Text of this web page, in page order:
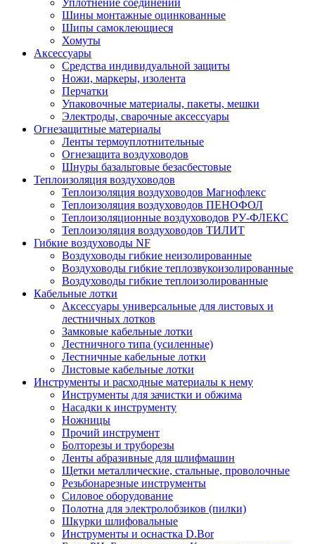
Уплотнение соединений
Шины монтажные оцинкованные
Шипы самоклеющиеся
Хомуты
Аксессуары
Средства индивидуальной защиты
Ножи, маркеры, изолента
Перчатки
Упаковочные материалы, пакеты, мешки
Электроды, сварочные аксессуары
Огнезащитные материалы
Ленты термоуплотнительные
Огнезащита воздуховодов
Шнуры базальтовые безасбестовые
Теплоизоляция воздуховодов
Теплоизоляция воздуховодов Магнофлекс
Теплоизоляция воздуховодов ПЕНОФОЛ
Теплоизоляционные воздуховодов РУ-ФЛЕКС
Теплоизоляция воздуховодов ТИЛИТ
Гибкие воздуховоды NF
Воздуховоды гибкие неизолированные
Воздуховоды гибкие теплозвукоизолированные
Воздуховоды гибкие теплоизолированные
Кабельные лотки
Аксессуары универсальные для листовых и
лестничных лотков
Замковые кабельные лотки
Лестничного типа (усиленные)
Лестничные кабельные лотки
Листовые кабельные лотки
Инструменты и расходные материалы к нему
Инструменты для зачистки и обжима
Насадки к инструменту
Ножницы
Прочий инструмент
Болторезы и труборезы
Ленты абразивные для шлифмашин
Щетки металлические, стальные, проволочные
Резьбонарезные инструменты
Силовое оборудование
Полотна для электролобзиков (пилки)
Шкурки шлифовальные
Инструменты и оснастка D.Bor